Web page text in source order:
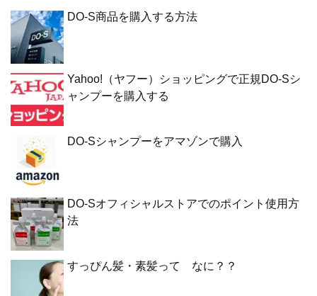
DO-S商品を購入する方法
Yahoo!（ヤフー）ショッピングで正規DO-Sシ
ャンプーを購入する
DO-Sシャンプーをアマゾンで購入
DO-Sオフィシャルストアでのポイント使用方
法
すっぴん髪・素髪って なに？？